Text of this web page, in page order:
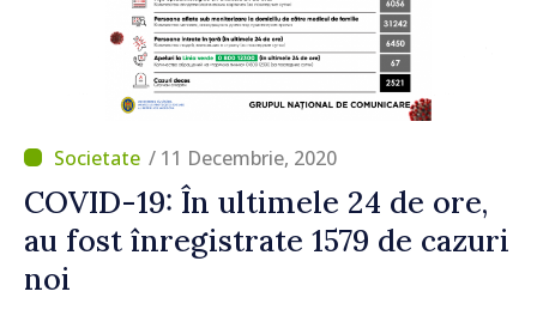
/ 11 Decembrie, 2020
COVID-19: În ultimele 24 de ore,
au fost înregistrate 1579 de cazuri
noi